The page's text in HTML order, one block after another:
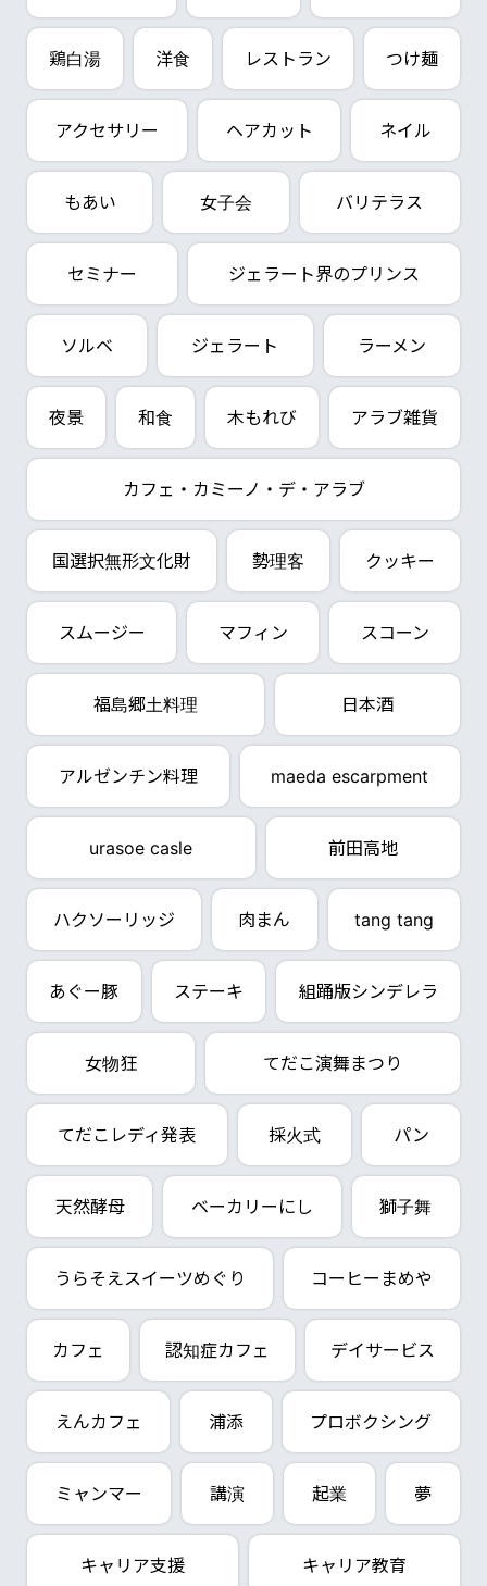
鶏白湯 洋食 レストラン つけ麺
アクセサリー ヘアカット ネイル
もあい 女子会 バリテラス
セミナー ジェラート界のプリンス
ソルベ ジェラート ラーメン
夜景 和食 木もれび アラブ雑貨
カフェ・カミーノ・デ・アラブ
国選択無形文化財 勢理客 クッキー
スムージー マフィン スコーン
福島郷土料理 日本酒
アルゼンチン料理 maeda escarpment
urasoe casle 前田高地
ハクソーリッジ 肉まん tang tang
あぐー豚 ステーキ 組踊版シンデレラ
女物狂 てだこ演舞まつり
てだこレディ発表 採火式 パン
天然酵母 ベーカリーにし 獅子舞
うらそえスイーツめぐり コーヒーまめや
カフェ 認知症カフェ デイサービス
えんカフェ 浦添 プロボクシング
ミャンマー 講演 起業 夢
キャリア支援 キャリア教育